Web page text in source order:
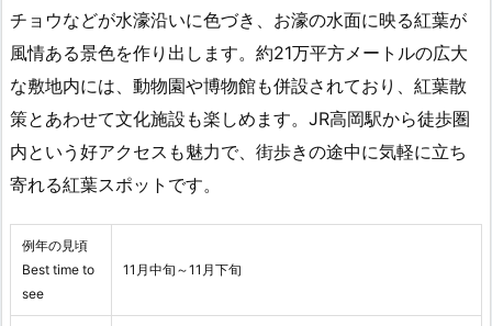
チョウなどが水濠沿いに色づき、お濠の水面に映る紅葉が
風情ある景色を作り出します。約21万平方メートルの広大
な敷地内には、動物園や博物館も併設されており、紅葉散
策とあわせて文化施設も楽しめます。JR高岡駅から徒歩圏
内という好アクセスも魅力で、街歩きの途中に気軽に立ち
寄れる紅葉スポットです。
例年の見頃
Best time to
see
11月中旬～11月下旬